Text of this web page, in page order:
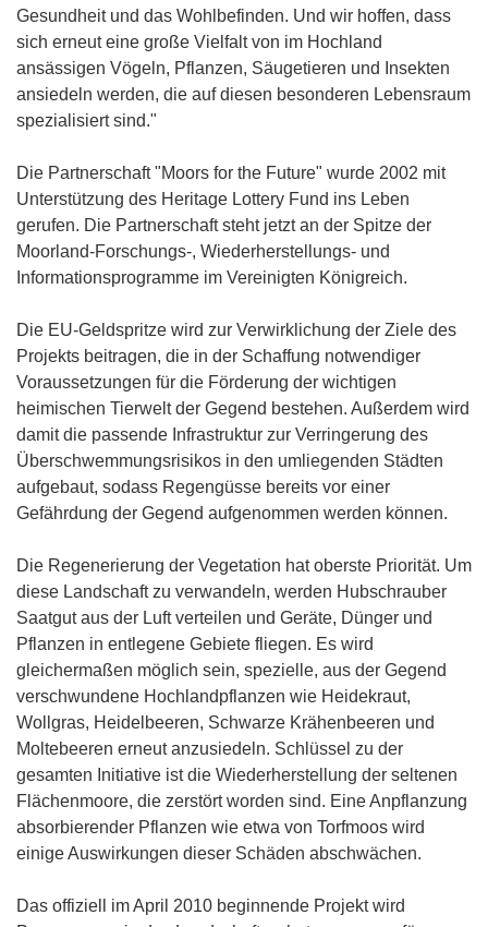
Gesundheit und das Wohlbefinden. Und wir hoffen, dass
sich erneut eine große Vielfalt von im Hochland
ansässigen Vögeln, Pflanzen, Säugetieren und Insekten
ansiedeln werden, die auf diesen besonderen Lebensraum
spezialisiert sind."
Die Partnerschaft "Moors for the Future" wurde 2002 mit
Unterstützung des Heritage Lottery Fund ins Leben
gerufen. Die Partnerschaft steht jetzt an der Spitze der
Moorland-Forschungs-, Wiederherstellungs- und
Informationsprogramme im Vereinigten Königreich.
Die EU-Geldspritze wird zur Verwirklichung der Ziele des
Projekts beitragen, die in der Schaffung notwendiger
Voraussetzungen für die Förderung der wichtigen
heimischen Tierwelt der Gegend bestehen. Außerdem wird
damit die passende Infrastruktur zur Verringerung des
Überschwemmungsrisikos in den umliegenden Städten
aufgebaut, sodass Regengüsse bereits vor einer
Gefährdung der Gegend aufgenommen werden können.
Die Regenerierung der Vegetation hat oberste Priorität. Um
diese Landschaft zu verwandeln, werden Hubschrauber
Saatgut aus der Luft verteilen und Geräte, Dünger und
Pflanzen in entlegene Gebiete fliegen. Es wird
gleichermaßen möglich sein, spezielle, aus der Gegend
verschwundene Hochlandpflanzen wie Heidekraut,
Wollgras, Heidelbeeren, Schwarze Krähenbeeren und
Moltebeeren erneut anzusiedeln. Schlüssel zu der
gesamten Initiative ist die Wiederherstellung der seltenen
Flächenmoore, die zerstört worden sind. Eine Anpflanzung
absorbierender Pflanzen wie etwa von Torfmoos wird
einige Auswirkungen dieser Schäden abschwächen.
Das offiziell im April 2010 beginnende Projekt wird